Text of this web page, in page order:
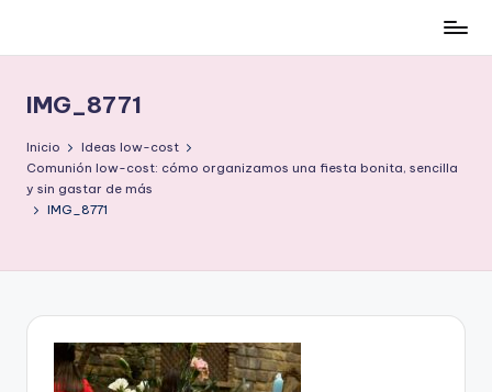
contenido
low-
cost
y
no
morir
en
intento
IMG_8771
Inicio
Ideas low-cost
Comunión low-cost: cómo organizamos una fiesta bonita, sencilla
y sin gastar de más
IMG_8771